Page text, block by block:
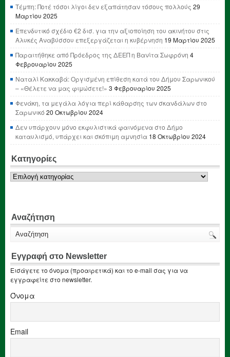
Τέμπη: Ποτέ τόσοι λίγοι δεν εξαπάτησαν τόσους πολλούς 29
Μαρτίου 2025
Επενδυτικό σχέδιο €2 δισ. για την αξιοποίηση του ακινήτου στις
Αλυκές Αναβύσσου επεξεργάζεται η κυβέρνηση 19 Μαρτίου 2025
Παραιτήθηκε από Πρόεδρος της ΔΕΕΠ η Βανίτα Σωφρόνη 4
Φεβρουαρίου 2025
Ναταλί Κακκαβά: Οργισμένη επίθεση κατά του Δήμου Σαρωνικού
– «Θέλετε να μας φιμώσετε!» 3 Φεβρουαρίου 2025
Φενάκη, τα μεγάλα λόγια περί κάθαρσης των σκανδάλων στο
Σαρωνικό 20 Οκτωβρίου 2024
Δεν υπάρχουν μόνο εκφυλιστικά φαινόμενα στο Δήμο
καταυλισμό, υπάρχει και σκόπιμη αμνησία 18 Οκτωβρίου 2024
Κατηγορίες
Κατηγορίες
Αναζήτηση
Εγγραφή στο Newsletter
Εισάγετε το όνομα (προαιρετικά) και το e-mail σας για να
εγγραφείτε στο newsletter.
Όνομα
Email